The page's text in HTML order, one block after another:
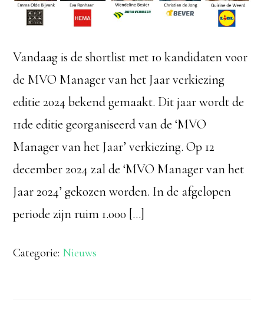
Vandaag is de shortlist met 10 kandidaten voor
de MVO Manager van het Jaar verkiezing
editie 2024 bekend gemaakt. Dit jaar wordt de
11de editie georganiseerd van de ‘MVO
Manager van het Jaar’ verkiezing. Op 12
december 2024 zal de ‘MVO Manager van het
Jaar 2024’ gekozen worden. In de afgelopen
periode zijn ruim 1.000 […]
Categorie: Nieuws